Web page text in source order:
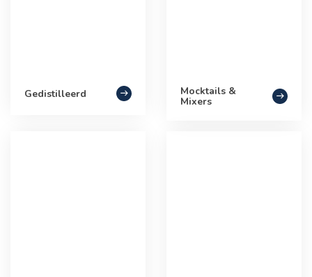
Gedistilleerd Mocktails &
Mixers